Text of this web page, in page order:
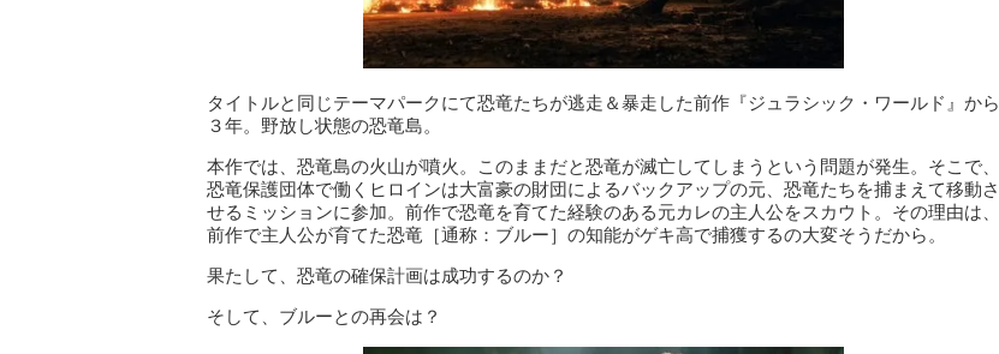
タイトルと同じテーマパークにて恐竜たちが逃走＆暴走した前作『ジュラシック・ワールド』から
３年。野放し状態の恐竜島。
本作では、恐竜島の火山が噴火。このままだと恐竜が滅亡してしまうという問題が発生。そこで、
恐竜保護団体で働くヒロインは大富豪の財団によるバックアップの元、恐竜たちを捕まえて移動さ
せるミッションに参加。前作で恐竜を育てた経験のある元カレの主人公をスカウト。その理由は、
前作で主人公が育てた恐竜［通称：ブルー］の知能がゲキ高で捕獲するの大変そうだから。
果たして、恐竜の確保計画は成功するのか？
そして、ブルーとの再会は？